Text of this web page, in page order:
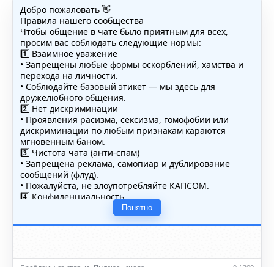
Добро пожаловать 👋
Правила нашего сообщества
Чтобы общение в чате было приятным для всех,
просим вас соблюдать следующие нормы:
1️⃣ Взаимное уважение
• Запрещены любые формы оскорблений, хамства и
перехода на личности.
• Соблюдайте базовый этикет — мы здесь для
дружелюбного общения.
2️⃣ Нет дискриминации
• Проявления расизма, сексизма, гомофобии или
дискриминации по любым признакам караются
мгновенным баном.
3️⃣ Чистота чата (анти-спам)
• Запрещена реклама, самопиар и дублирование
сообщений (флуд).
• Пожалуйста, не злоупотребляйте КАПСОМ.
4️⃣ Конфиденциальность
• Не публикуйте личные данные — свои или чужие
(телефоны, адреса, документы).
5️⃣ Уместность контента
насилию.
Понятно